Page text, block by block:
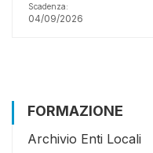
Scadenza:
04/09/2026
FORMAZIONE
Archivio Enti Locali